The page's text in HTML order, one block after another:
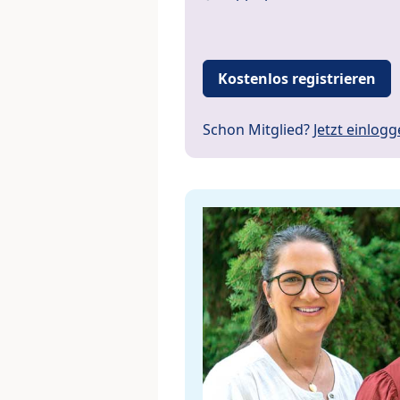
Kostenlos registrieren
Schon Mitglied? Jetzt